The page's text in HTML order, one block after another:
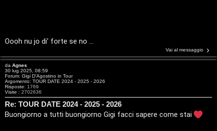
i
C
Oooh nu jo di' forte se no ...
Vai al messaggio
da Agnes
30 lug 2025, 08:59
Forum: Gigi D'Agostino in Tour
Argomento: TOUR DATE 2024 - 2025 - 2026
Risposte: 1769
Visite : 2702636
Re: TOUR DATE 2024 - 2025 - 2026
Buongiorno a tutti buongiorno Gigi facci sapere come stai
a
:
C
D
/